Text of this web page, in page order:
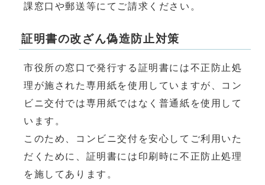
課窓口や郵送等にてご請求ください。
証明書の改ざん偽造防止対策
市役所の窓口で発行する証明書には不正防止処
理が施された専用紙を使用していますが、コン
ビニ交付では専用紙ではなく普通紙を使用して
います。
このため、コンビニ交付を安心してご利用いた
だくために、証明書には印刷時に不正防止処理
を施してあります。